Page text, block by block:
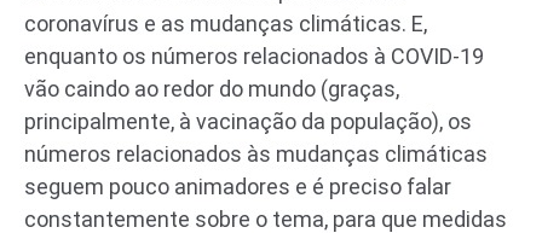
coronavírus e as mudanças climáticas. E,
enquanto os números relacionados à COVID-19
vão caindo ao redor do mundo (graças,
principalmente, à vacinação da população), os
números relacionados às mudanças climáticas
seguem pouco animadores e é preciso falar
constantemente sobre o tema, para que medidas